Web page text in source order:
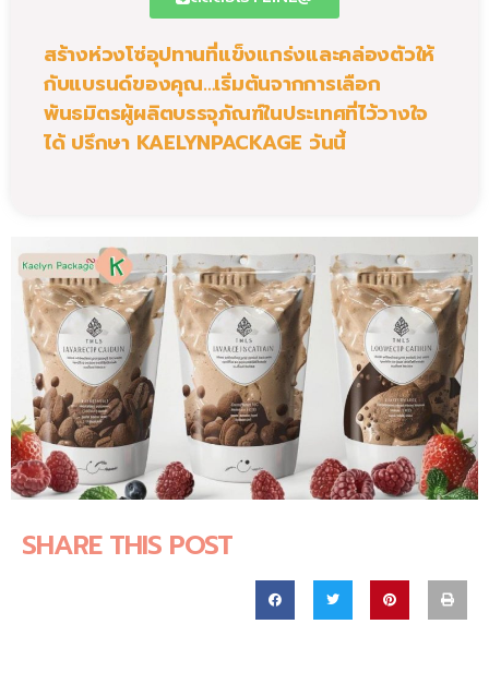
สร้างห่วงโซ่อุปทานที่แข็งแกร่งและคล่องตัวให้
กับแบรนด์ของคุณ…เริ่มต้นจากการเลือก
พันธมิตรผู้ผลิตบรรจุภัณฑ์ในประเทศที่ไว้วางใจ
ได้ ปรึกษา KAELYNPACKAGE วันนี้
SHARE THIS POST